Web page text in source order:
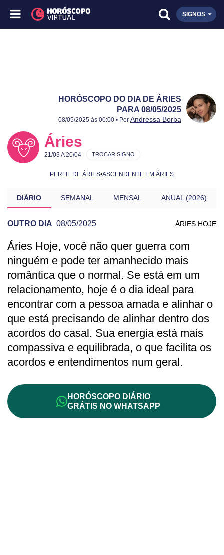
SIGNOS
HORÓSCOPO DO DIA DE ÁRIES
PARA 08/05/2025
Publicado:
08/05/2025
Atualizado:
08/05/2025
08/05/2025 às 00:00 • Por Andressa Borba
Áries
21/03 A 20/04
PERFIL DE ÁRIES•ASCENDENTE EM ÁRIES
TROCAR SIGNO
DIÁRIO SEMANAL MENSAL ANUAL (2026)
OUTRO DIA 08/05/2025 ÁRIES HOJE
PREVISÃO DE ÁRIES PARA OUTRO DIA
Áries Hoje, você não quer guerra com
ninguém e pode ter amanhecido mais
romântica que o normal. Se está em um
relacionamento, hoje é o dia ideal para
encontrar com a pessoa amada e alinhar o
que está precisando de alinhar dentro dos
acordos do casal. Sua energia está mais
compassiva e equilibrada, o que facilita os
acordos e entendimentos num geral.
HORÓSCOPO DIÁRIO
GRÁTIS NO WHATSAPP